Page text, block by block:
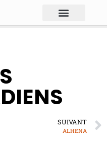
SUIVANT
ALHENA